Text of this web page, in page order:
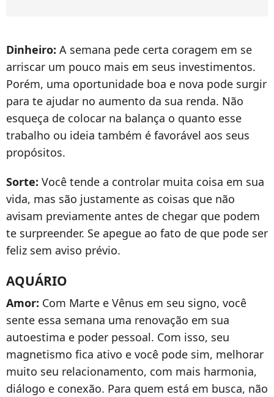
Dinheiro: A semana pede certa coragem em se
arriscar um pouco mais em seus investimentos.
Porém, uma oportunidade boa e nova pode surgir
para te ajudar no aumento da sua renda. Não
esqueça de colocar na balança o quanto esse
trabalho ou ideia também é favorável aos seus
propósitos.
Sorte: Você tende a controlar muita coisa em sua
vida, mas são justamente as coisas que não
avisam previamente antes de chegar que podem
te surpreender. Se apegue ao fato de que pode ser
feliz sem aviso prévio.
AQUÁRIO
Amor: Com Marte e Vênus em seu signo, você
sente essa semana uma renovação em sua
autoestima e poder pessoal. Com isso, seu
magnetismo fica ativo e você pode sim, melhorar
muito seu relacionamento, com mais harmonia,
diálogo e conexão. Para quem está em busca, não